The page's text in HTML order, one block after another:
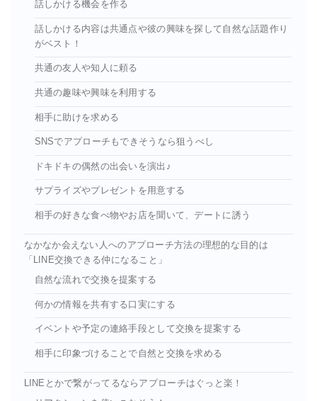
話しかける機会を作る
話しかける内容は共通点や彼の興味を探して自然な話題作り
がベスト！
共通の友人や知人に頼る
共通の趣味や興味を利用する
相手に助けを求める
SNSでアプローチもできそうなら狙うべし
ドキドキの偶然の出会いを演出♪
サプライズやプレゼントを用意する
相手の好きな食べ物やお店を聞いて、デートに誘う
なかなか会えない人へのアプローチ方法の理想的な目的は
「LINE交換できる仲になること」
自然な流れで交換を提案する
何かの情報を共有する口実にする
イベントや予定の連絡手段として交換を提案する
相手に印象づけることで自然と交換を求める
LINEとかで繋がってるならアプローチはぐっと楽！